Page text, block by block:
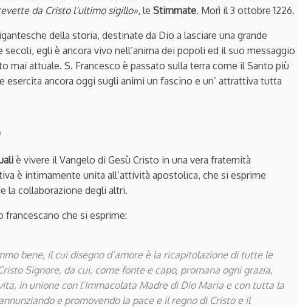
da Cristo l’ultimo sigillo», le Stimmate. Morì il 3 ottobre 1226.
della storia, destinate da Dio a lasciare una grande
egli è ancora vivo nell’anima dei popoli ed il suo messaggio
mai attuale. S. Francesco è passato sulla terra come il Santo più
ancora oggi sugli animi un fascino e un’ attrattiva tutta
è vivere il Vangelo di Gesù Cristo in una vera fraternità
è intimamente unita all’attività apostolica, che si esprime
la collaborazione degli altri.
che si esprime:
bene, il cui disegno d’amore è la ricapitolazione di tutte le
Signore, da cui, come fonte e capo, promana ogni grazia,
in unione con l’Immacolata Madre di Dio Maria e con tutta la
e promovendo la pace e il regno di Cristo e il